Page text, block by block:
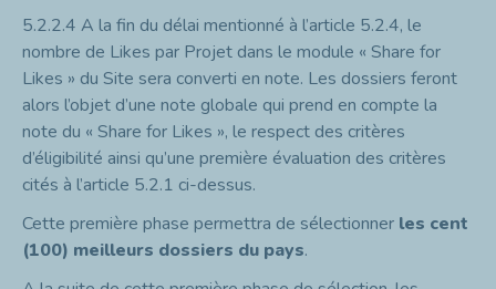
5.2.2.4 A la fin du délai mentionné à l’article 5.2.4, le
nombre de Likes par Projet dans le module « Share for
Likes » du Site sera converti en note. Les dossiers feront
alors l’objet d’une note globale qui prend en compte la
note du « Share for Likes », le respect des critères
d’éligibilité ainsi qu’une première évaluation des critères
cités à l’article 5.2.1 ci-dessus.
Cette première phase permettra de sélectionner les cent
(100) meilleurs dossiers du pays.